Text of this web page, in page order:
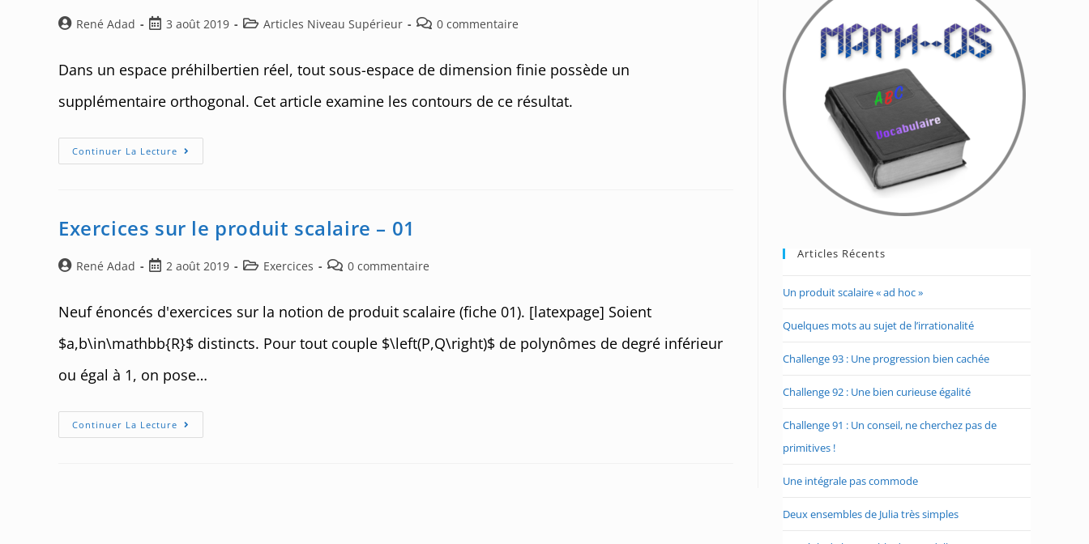
Auteur/autrice
publication :
René Adad
Post3 août 2019
PostArticles Niveau Supérieur
Post0 commentaire
Dans un espace préhilbertien réel, tout sous-espace de dimension finie possède un
supplémentaire orthogonal. Cet article examine les contours de ce résultat.
Continuer La Lecture Sur
L’orthogonal
Exercices sur le produit scalaire – 01
Auteur/autrice
publication :
René Adad
Post2 août 2019
PostExercices
Post0 commentaire
Neuf énoncés d'exercices sur la notion de produit scalaire (fiche 01). [latexpage] Soient
$a,b\in\mathbb{R}$ distincts. Pour tout couple $\left(P,Q\right)$ de polynômes de degré inférieur
ou égal à 1, on pose…
Continuer La Lecture Exercices
Sur
Articles Récents
Un produit scalaire « ad hoc »
Quelques mots au sujet de l’irrationalité
Challenge 93 : Une progression bien cachée
Challenge 92 : Une bien curieuse égalité
Challenge 91 : Un conseil, ne cherchez pas de
primitives !
Une intégrale pas commode
Deux ensembles de Julia très simples